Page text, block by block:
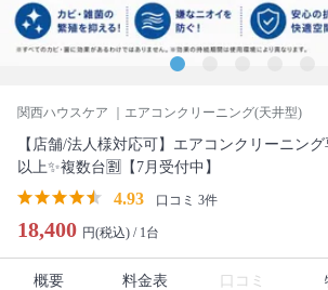
関西ハウスケア ｜エアコンクリーニング(天井型)
【店舗/法人様対応可】エアコンクリーニン
以上✨複数台🈹【7月受付中】
4.93 口コミ 3件
18,400 円(税込) / 1台
概要 料金表 口コミ